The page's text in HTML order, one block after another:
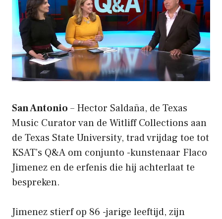
San Antonio – Hector Saldaña, de Texas
Music Curator van de Witliff Collections aan
de Texas State University, trad vrijdag toe tot
KSAT’s Q&A om conjunto -kunstenaar Flaco
Jimenez en de erfenis die hij achterlaat te
bespreken.
Jimenez stierf op 86 -jarige leeftijd, zijn